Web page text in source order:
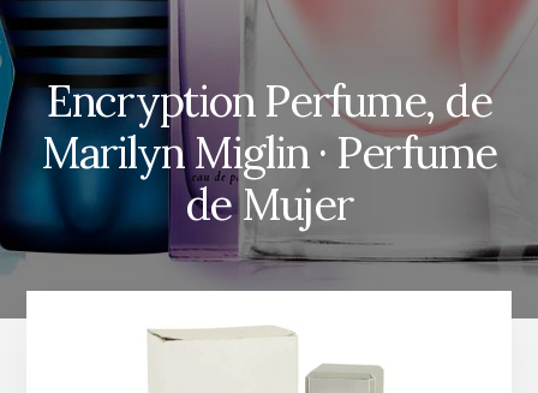
Encryption Perfume, de
Marilyn Miglin · Perfume
de Mujer